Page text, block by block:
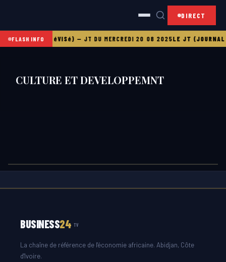
DIRECT
FLASH INFO
(JOURNAL TéLéVISé)— JT DU MERCREDI 20 08 2025LE JT (JOURNAL
CULTURE ET DEVELOPPEMNT
BUSINESS24 TV
La chaîne de référence de l'économie africaine. Abidjan, Côte
d'Ivoire.